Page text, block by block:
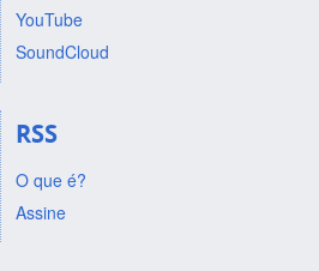
YouTube
SoundCloud
RSS
O que é?
Assine